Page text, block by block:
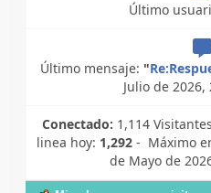
Último
Último mensaje: "
Julio de 2026,
Conectado: 1,114
linea hoy: 1,292 - Máximo
de Mayo de